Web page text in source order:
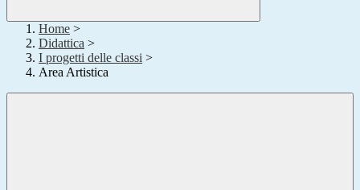
Home >
Didattica >
I progetti delle classi >
Area Artistica